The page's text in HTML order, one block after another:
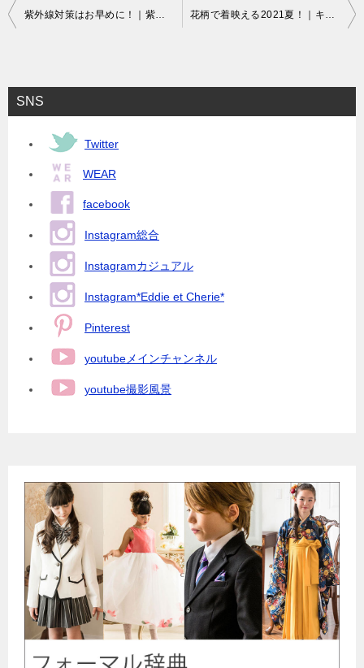
投
ビ
ゲ
紫外線対策はお早めに！｜紫外線対策の重要性、日焼け止めの正しい使い方、キッズUV対策アイテム2021 花柄で着映える2021夏！｜キッズカジュアル小花柄アイテム特集
SNS
Twitter
WEAR
facebook
Instagram総合
Instagramカジュアル
Instagram*Eddie et Cherie*
Pinterest
youtubeメインチャンネル
youtube撮影風景